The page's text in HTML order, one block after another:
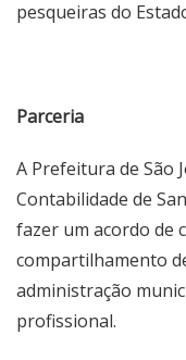
pesqueiras do
Parceria
A Prefeitura de São
Contabilidade de
fazer um acordo de
compartilhamento
administração
profissional.